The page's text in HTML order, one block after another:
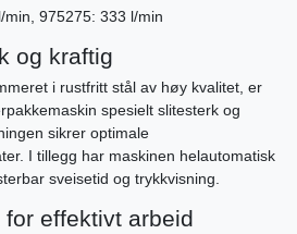
min, 975275: 333 l/min
og kraftig
i rustfritt stål av høy kvalitet, er
spesielt slitesterk og
sikrer optimale
I tillegg har maskinen helautomatisk
sveisetid og trykkvisning.
effektivt arbeid